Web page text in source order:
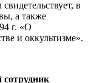
в
а также
г. «О
и оккультизме».